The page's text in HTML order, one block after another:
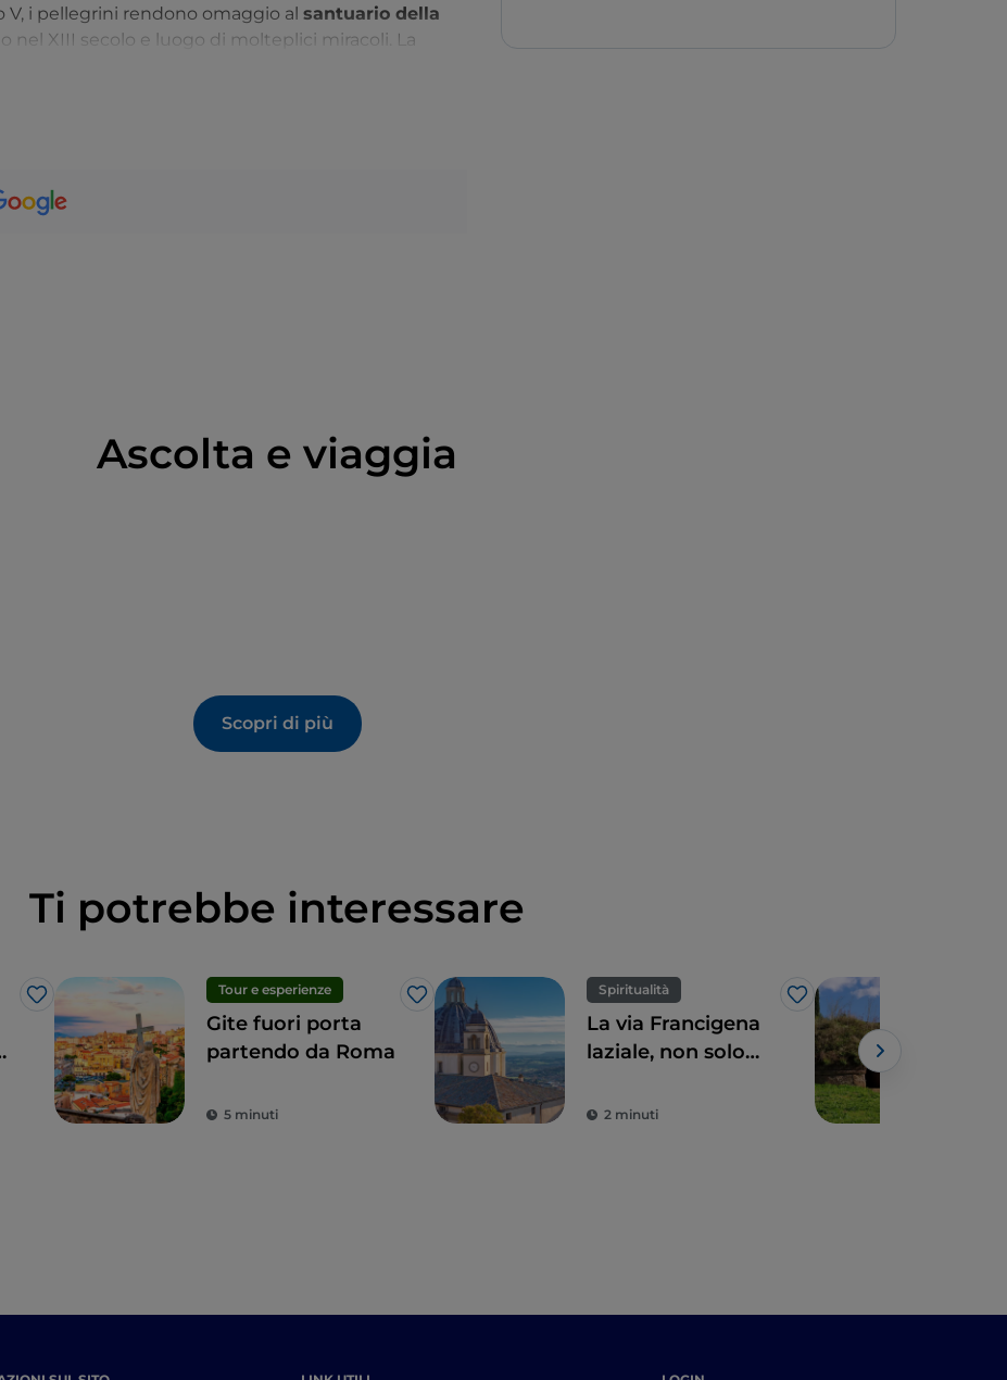
i pellegrini rendono omaggio al santuario della
nel XIII secolo e luogo di molteplici miracoli. La
tutto l’abitato: la creazione del tappeto di
Ascolta e viaggia
Scopri di più
Ti potrebbe interessare
Like
Tour e esperienze
Like
Gite fuori porta
partendo da Roma
5 minuti
Spiritualità
Like
La via Francigena
laziale, non solo
2 minuti